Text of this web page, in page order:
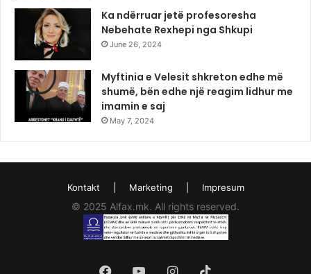
Ka ndërruar jetë profesoresha
Nebehate Rexhepi nga Shkupi
June 26, 2024
Myftinia e Velesit shkreton edhe më
shumë, bën edhe një reagim lidhur me
imamin e saj
May 7, 2024
Kontakt Marketing Impresum
© 2025 Alfax.mk. All rights reserved.